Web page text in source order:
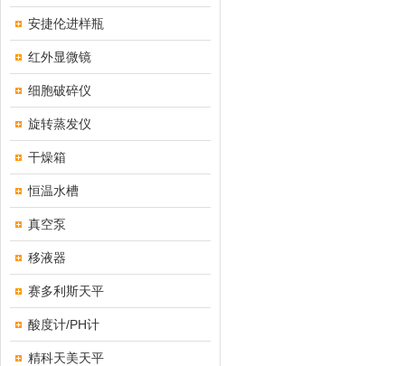
安捷伦进样瓶
红外显微镜
细胞破碎仪
旋转蒸发仪
干燥箱
恒温水槽
真空泵
移液器
赛多利斯天平
酸度计/PH计
精科天美天平